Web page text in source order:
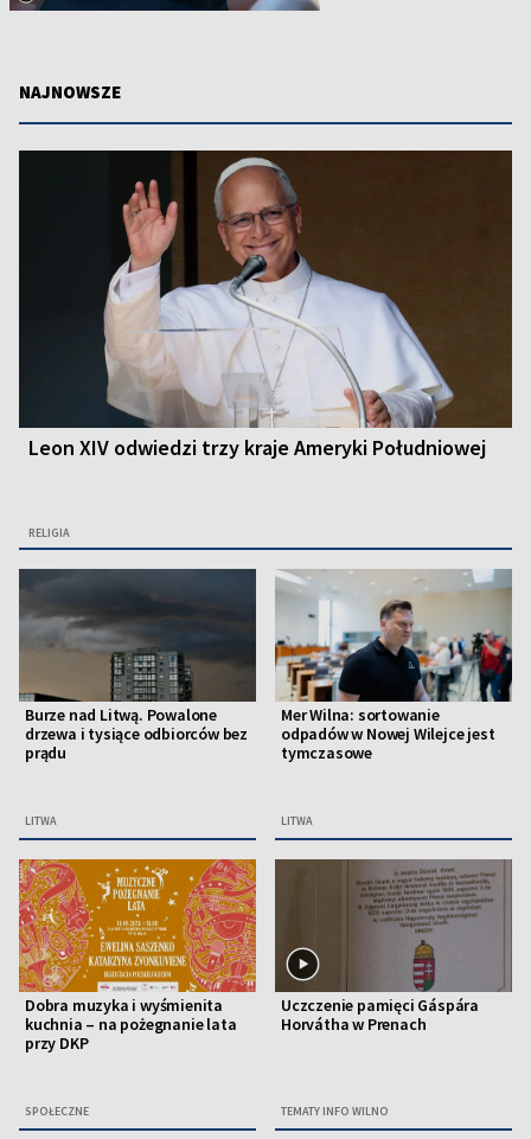
NAJNOWSZE
Leon XIV odwiedzi trzy kraje Ameryki Południowej
RELIGIA
Burze nad Litwą. Powalone
drzewa i tysiące odbiorców bez
prądu
LITWA
Mer Wilna: sortowanie
odpadów w Nowej Wilejce jest
tymczasowe
LITWA
Dobra muzyka i wyśmienita
kuchnia – na pożegnanie lata
przy DKP
SPOŁECZNE
Uczczenie pamięci Gáspára
Horvátha w Prenach
TEMATY INFO WILNO